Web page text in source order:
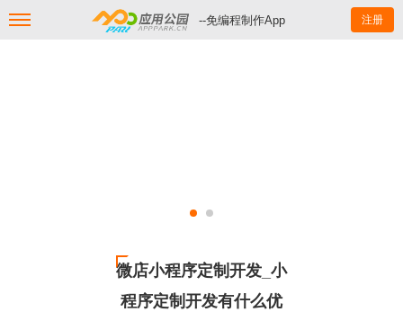
--免编程制作App 注册
微店小程序定制开发_小
程序定制开发有什么优